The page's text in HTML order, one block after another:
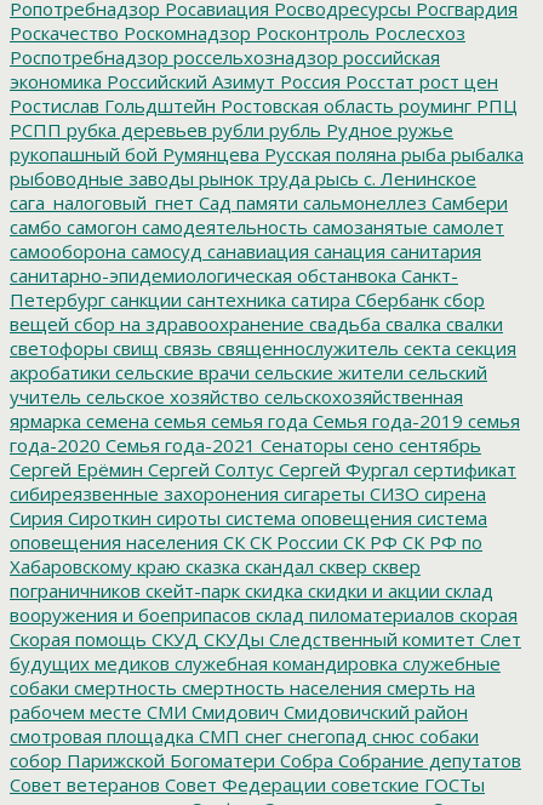
Ропотребнадзор Росавиация Росводресурсы Росгвардия
Роскачество Роскомнадзор Росконтроль Рослесхоз
Роспотребнадзор россельхознадзор российская
экономика Российский Азимут Россия Росстат рост цен
Ростислав Гольдштейн Ростовская область роуминг РПЦ
РСПП рубка деревьев рубли рубль Рудное ружье
рукопашный бой Румянцева Русская поляна рыба рыбалка
рыбоводные заводы рынок труда рысь с. Ленинское
сага_налоговый_гнет Сад памяти сальмонеллез Самбери
самбо самогон самодеятельность самозанятые самолет
самооборона самосуд санавиация санация санитария
санитарно-эпидемиологическая обстанвока Санкт-
Петербург санкции сантехника сатира Сбербанк сбор
вещей сбор на здравоохранение свадьба свалка свалки
светофоры свищ связь священнослужитель секта секция
акробатики сельские врачи сельские жители сельский
учитель сельское хозяйство сельскохозяйственная
ярмарка семена семья семья года Семья года-2019 семья
года-2020 Семья года-2021 Сенаторы сено сентябрь
Сергей Ерёмин Сергей Солтус Сергей Фургал сертификат
сибиреязвенные захоронения сигареты СИЗО сирена
Сирия Сироткин сироты система оповещения система
оповещения населения СК СК России СК РФ СК РФ по
Хабаровскому краю сказка скандал сквер сквер
пограничников скейт-парк скидка скидки и акции склад
вооружения и боеприпасов склад пиломатериалов скорая
Скорая помощь СКУД СКУДы Следственный комитет Слет
будущих медиков служебная командировка служебные
собаки смертность смертность населения смерть на
рабочем месте СМИ Смидович Смидовичский район
смотровая площадка СМП снег снегопад снюс собаки
собор Парижской Богоматери Собра Собрание депутатов
Совет ветеранов Совет Федерации советские ГОСТы